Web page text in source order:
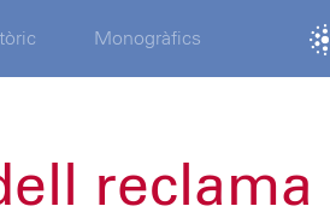
Monogràfics
reclama